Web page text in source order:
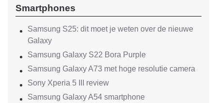
Smartphones
Samsung S25: dit moet je weten over de nieuwe
Galaxy
Samsung Galaxy S22 Bora Purple
Samsung Galaxy A73 met hoge resolutie camera
Sony Xperia 5 III review
Samsung Galaxy A54 smartphone